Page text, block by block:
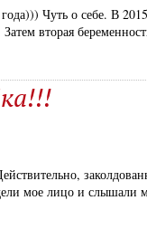
Чуть о себе. В
вторая
мое лицо и слышали